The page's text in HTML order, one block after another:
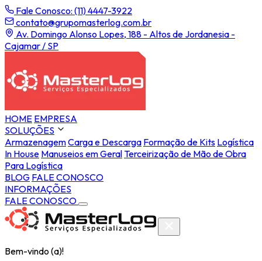
Fale Conosco: (11) 4447-3922
contato@grupomasterlog.com.br
Av. Domingo Alonso Lopes, 188 - Altos de Jordanesia -
Cajamar / SP
HOME EMPRESA
SOLUÇÕES
ArmazenagemCarga e Descarga Formação de Kits Logística
In House Manuseios em GeralTerceirização de Mão de Obra
Para Logística
BLOG FALE CONOSCO
INFORMAÇÕES
FALE CONOSCO
Bem-vindo (a)!